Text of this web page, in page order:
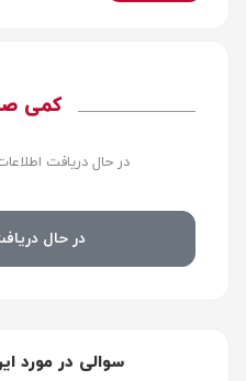
کمی
در حال دریافت
در حال
سوالی در مورد